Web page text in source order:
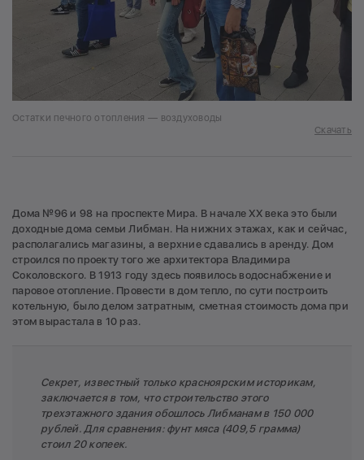
Остатки печного отопления — воздуховоды
Скачать
Дома №96 и 98 на проспекте Мира. В начале XX века это были
доходные дома семьи Либман. На нижних этажах, как и сейчас,
располагались магазины, а верхние сдавались в аренду. Дом
строился по проекту того же архитектора Владимира
Соколовского. В 1913 году здесь появилось водоснабжение и
паровое отопление. Провести в дом тепло, по сути построить
котельную, было делом затратным, сметная стоимость дома при
этом вырастала в 10 раз.
Секрет, известный только красноярским историкам,
заключается в том, что строительство этого
трехэтажного здания обошлось Либманам в 150 000
рублей. Для сравнения: фунт мяса (409,5 грамма)
стоил 20 копеек.